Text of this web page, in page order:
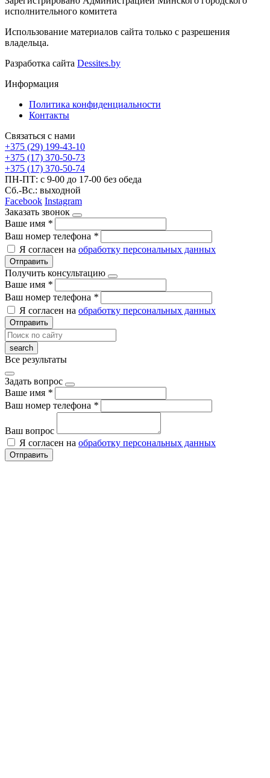
исполнительного комитета
Использование материалов сайта только с разрешения
владельца.
Разработка сайта Dessites.by
Информация
Политика конфиденциальности
Контакты
Связаться с нами
+375 (29) 199-43-10
+375 (17) 370-50-73
+375 (17) 370-50-74
ПН-ПТ: с 9-00 до 17-00 без обеда
Сб.-Вс.: выходной
Facebook Instagram
Заказать звонок
Ваше имя *
Ваш номер телефона *
Я согласен на обработку персональных данных
Отправить
Получить консультацию
Ваше имя *
Ваш номер телефона *
Я согласен на обработку персональных данных
Отправить
Все результаты
Задать вопрос
Ваше имя *
Ваш номер телефона *
Ваш вопрос
Я согласен на обработку персональных данных
Отправить